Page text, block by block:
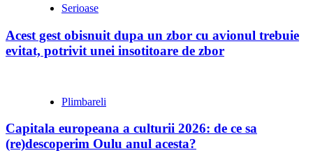
Serioase
Acest gest obisnuit dupa un zbor cu avionul trebuie
evitat, potrivit unei insotitoare de zbor
Plimbareli
Capitala europeana a culturii 2026: de ce sa
(re)descoperim Oulu anul acesta?